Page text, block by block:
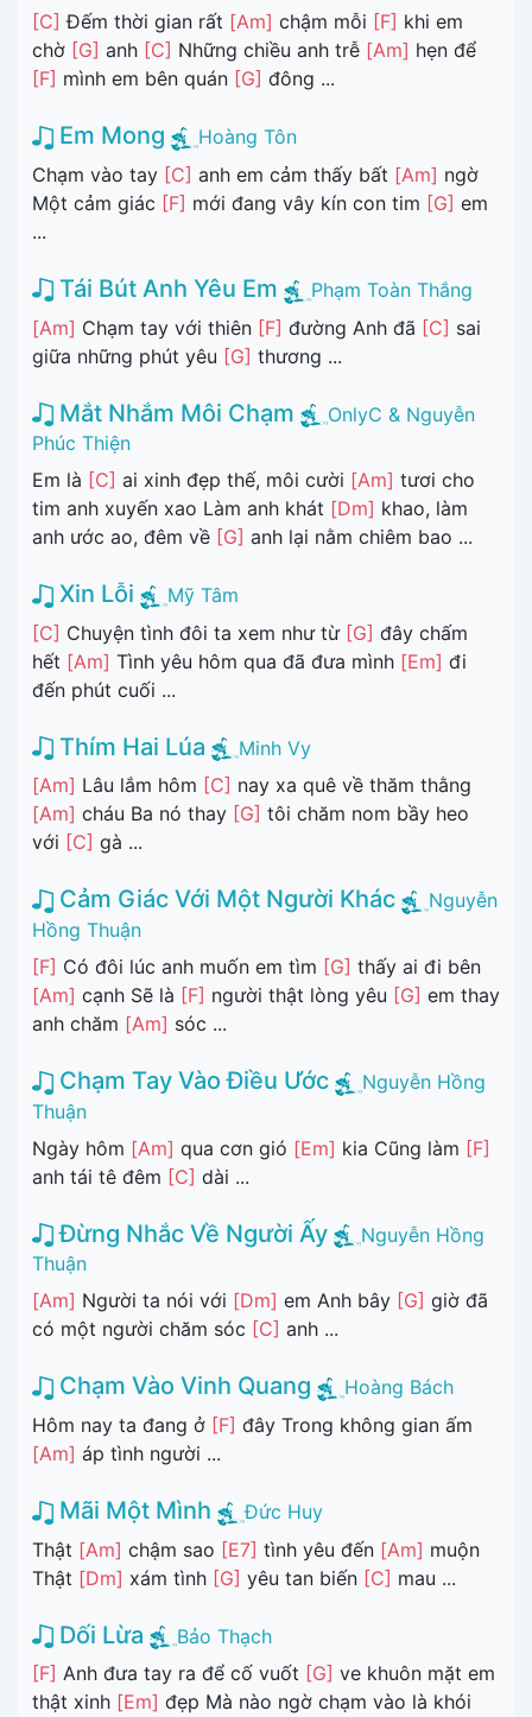
[C] Đếm thời gian rất [Am] chậm mỗi [F] khi em
chờ [G] anh [C] Những chiều anh trễ [Am] hẹn để
[F] mình em bên quán [G] đông ...
Em Mong
Hoàng Tôn
Chạm vào tay [C] anh em cảm thấy bất [Am] ngờ
Một cảm giác [F] mới đang vây kín con tim [G] em
...
Tái Bút Anh Yêu Em
Phạm Toàn Thắng
[Am] Chạm tay với thiên [F] đường Anh đã [C] sai
giữa những phút yêu [G] thương ...
Mắt Nhắm Môi Chạm
OnlyC & Nguyễn
Phúc Thiện
Em là [C] ai xinh đẹp thế, môi cười [Am] tươi cho
tim anh xuyến xao Làm anh khát [Dm] khao, làm
anh ước ao, đêm về [G] anh lại nằm chiêm bao ...
Xin Lỗi
Mỹ Tâm
[C] Chuyện tình đôi ta xem như từ [G] đây chấm
hết [Am] Tình yêu hôm qua đã đưa mình [Em] đi
đến phút cuối ...
Thím Hai Lúa
Minh Vy
[Am] Lâu lắm hôm [C] nay xa quê về thăm thằng
[Am] cháu Ba nó thay [G] tôi chăm nom bầy heo
với [C] gà ...
Cảm Giác Với Một Người Khác
Nguyễn
Hồng Thuận
[F] Có đôi lúc anh muốn em tìm [G] thấy ai đi bên
[Am] cạnh Sẽ là [F] người thật lòng yêu [G] em thay
anh chăm [Am] sóc ...
Chạm Tay Vào Điều Ước
Nguyễn Hồng
Thuận
Ngày hôm [Am] qua cơn gió [Em] kia Cũng làm [F]
anh tái tê đêm [C] dài ...
Đừng Nhắc Về Người Ấy
Nguyễn Hồng
Thuận
[Am] Người ta nói với [Dm] em Anh bây [G] giờ đã
có một người chăm sóc [C] anh ...
Chạm Vào Vinh Quang
Hoàng Bách
Hôm nay ta đang ở [F] đây Trong không gian ấm
[Am] áp tình người ...
Mãi Một Mình
Đức Huy
Thật [Am] chậm sao [E7] tình yêu đến [Am] muộn
Thật [Dm] xám tình [G] yêu tan biến [C] mau ...
Dối Lừa
Bảo Thạch
[F] Anh đưa tay ra để cố vuốt [G] ve khuôn mặt em
thật xinh [Em] đẹp Mà nào ngờ chạm vào là khói